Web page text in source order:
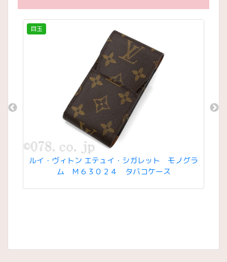
目玉
ルイ・ヴィトン エテュイ・シガレット モノグラ
ム Ｍ６３０２４ タバコケース